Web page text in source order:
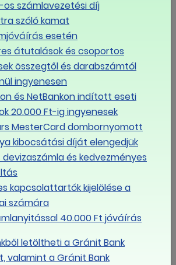
a
os számlavezetési díj
szóló kamat
esetén
átutalások és csoportos
összegtől és darabszámtól
ingyenesen
és NetBankon indított eseti
20.000 Ft-ig ingyenesek
MesterCard dombornyomott
kibocsátási díját elengedjük
és kedvezményes
kapcsolattartók kijelölése a
számára
40.000 Ft jóváírás
letöltheti a Gránit Bank
valamint a Gránit Bank